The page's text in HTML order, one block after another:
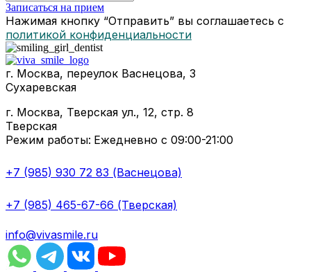
Записаться на прием
Нажимая кнопку “Отправить” вы соглашаетесь с
политикой конфиденциальности
г. Москва, переулок Васнецова, 3
Сухаревская
г. Москва, Тверская ул., 12, стр. 8
Тверская
Режим работы: Ежедневно с 09:00-21:00
+7 (985) 930 72 83 (Васнецова)
+7 (985) 465-67-66 (Тверская)
info@vivasmile.ru